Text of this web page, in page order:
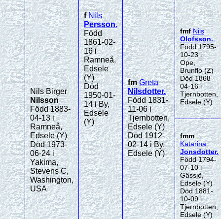
Nils Birger
Nilsson
Född 1883-
04-13 i
Ramneå,
Edsele (Y)
Död 1973-
06-24 i
Yakima,
Stevens C,
Washington,
USA
fNils
Persson.
Född
1861-02-
16 i
Ramneå,
Edsele
(Y)
Död
1950-01-
14 i By,
Edsele
(Y)
fmGreta
Nilsdotter.
Född 1831-
11-06 i
Tjernbotten,
Edsele (Y)
Död 1912-
02-14 i By,
Edsele (Y)
fmfNils
Olofsson.
Född 1795-
10-23 i
Ope,
Brunflo (Z)
Död 1868-
04-16 i
Tjernbotten,
Edsele (Y)
fmm
Katarina
Jonsdotter.
Född 1794-
07-10 i
Gässjö,
Edsele (Y)
Död 1881-
10-09 i
Tjernbotten,
Edsele (Y)